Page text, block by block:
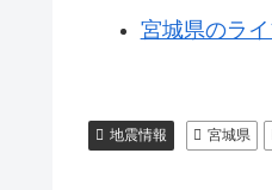
宮城県のラ
地震情報 宮城県